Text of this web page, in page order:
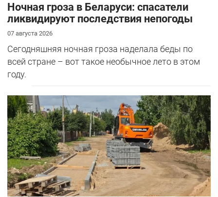
Ночная гроза в Беларуси: спасатели
ликвидируют последствия непогоды
07 августа 2026
Сегодняшняя ночная гроза наделала беды по
всей стране – вот такое необычное лето в этом
году.